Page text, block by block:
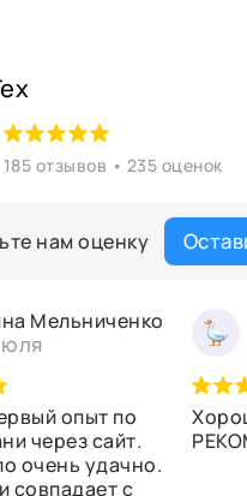
185 отзывов • 235 оценок
нам оценку
Мельниченко
опыт по
через сайт.
очень удачно.
совпадает с